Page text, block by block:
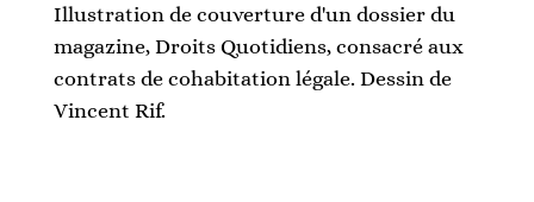
Illustration de couverture d'un dossier du
magazine, Droits Quotidiens, consacré aux
contrats de cohabitation légale. Dessin de
Vincent Rif.